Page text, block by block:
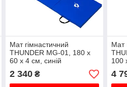
Мат гімнастичний
THUNDER MG-01, 180 х
60 х 4 см, синій
2 340₴
Мат
100
4